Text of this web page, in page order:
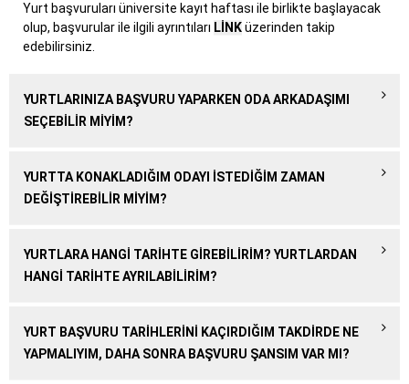
Yurt başvuruları üniversite kayıt haftası ile birlikte başlayacak
olup, başvurular ile ilgili ayrıntıları LINKüzerinden takip
edebilirsiniz.
YURTLARINIZA BAŞVURU YAPARKEN ODA ARKADAŞIMI
SEÇEBILIR MIYIM?
YURTTA KONAKLADIĞIM ODAYI ISTEDIĞIM ZAMAN
DEĞIŞTIREBILIR MIYIM?
YURTLARA HANGI TARIHTE GIREBILIRIM? YURTLARDAN
HANGI TARIHTE AYRILABILIRIM?
YURT BAŞVURU TARIHLERINI KAÇIRDIĞIM TAKDIRDE NE
YAPMALIYIM, DAHA SONRA BAŞVURU ŞANSIM VAR MI?